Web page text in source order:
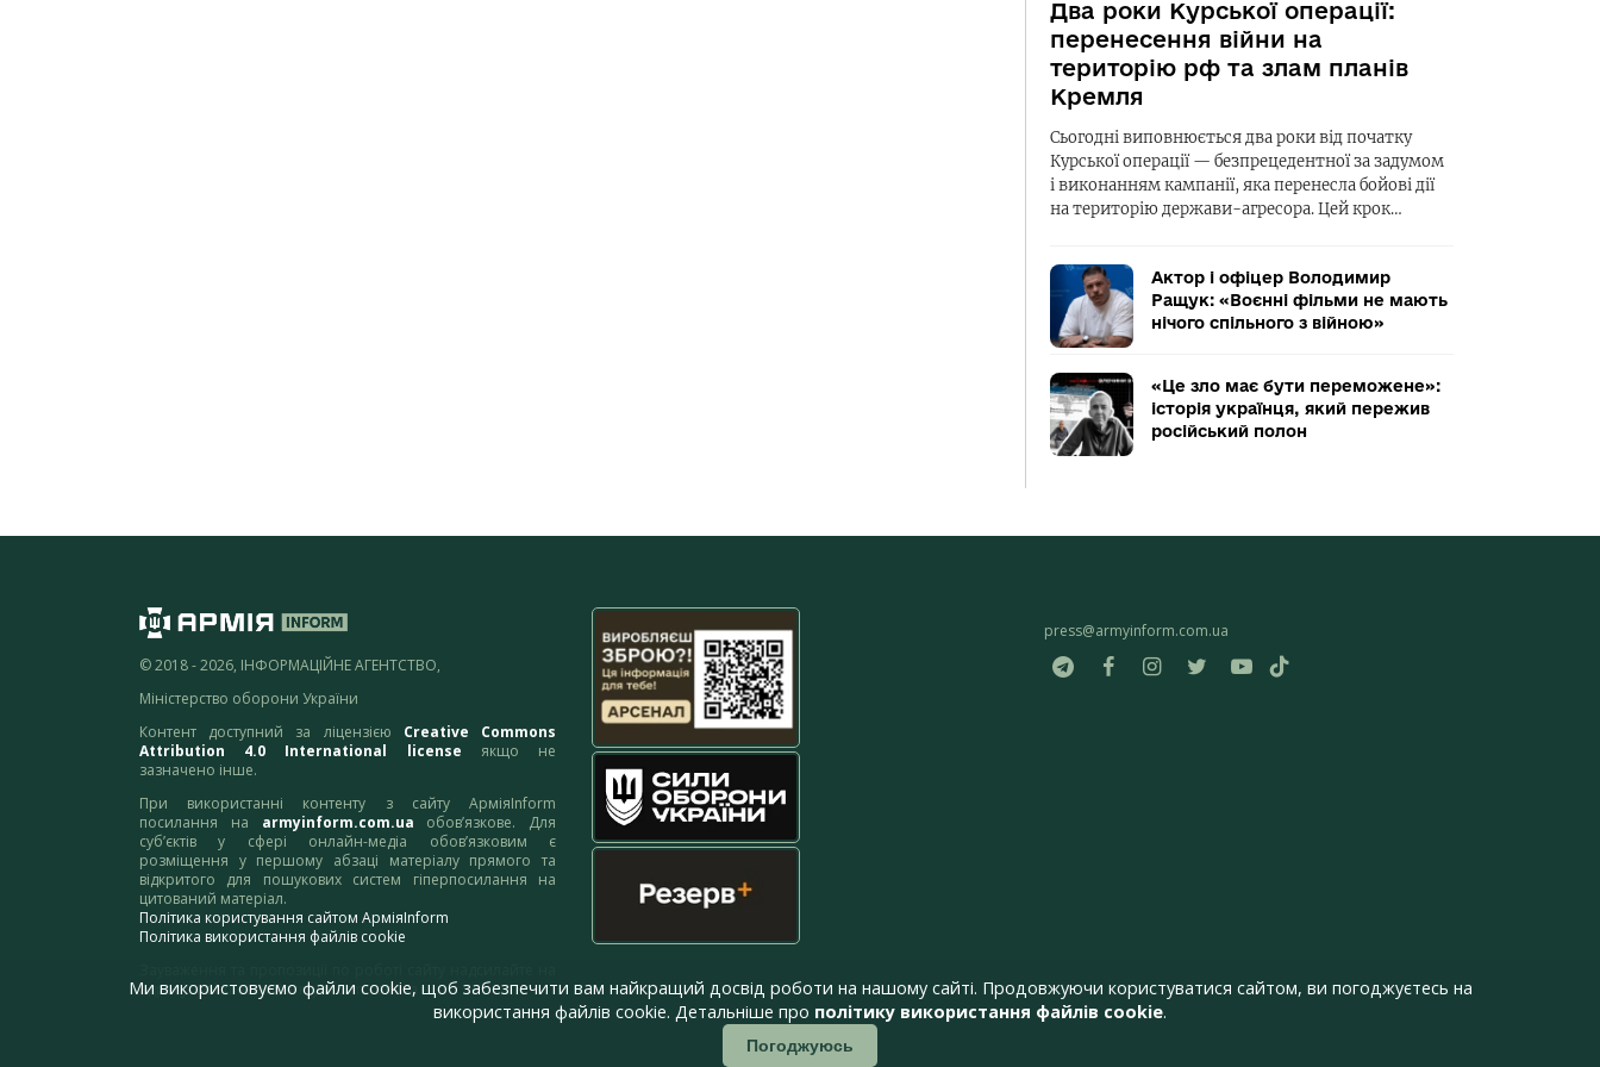
Два роки Курської операції:
перенесення війни на
територію рф та злам планів
Кремля
Сьогодні виповнюється два роки від початку
Курської операції — безпрецедентної за задумом
і виконанням кампанії, яка перенесла бойові дії
на територію держави-агресора. Цей крок…
Актор і офіцер Володимир
Ращук: «Воєнні фільми не мають
нічого спільного з війною»
«Це зло має бути переможене»:
історія українця, який пережив
російський полон
© 2018 - 2026, ІНФОРМАЦІЙНЕ АГЕНТСТВО,
Міністерство оборони України
Контент доступний за ліцензією Creative Commons
Attribution 4.0 International license якщо не
зазначено інше.
При використанні контенту з сайту АрміяInform
посилання на armyinform.com.ua обов’язкове. Для
суб’єктів у сфері онлайн-медіа обов’язковим є
розміщення у першому абзаці матеріалу прямого та
відкритого для пошукових систем гіперпосилання на
цитований матеріал.
Політика користування сайтом АрміяInform
Політика використання файлів cookie
адресу:webmaster@armyinform.com.ua
press@armyinform.com.ua
Ми використовуємо файли cookie, щоб забезпечити вам найкращий досвід роботи на нашому сайті. Продовжуючи користуватися сайтом, ви погоджуєтесь на
використання файлів cookie. Детальніше про політику використання файлів cookie.
Погоджуюсь